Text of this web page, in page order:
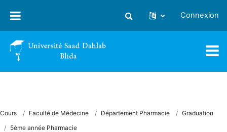
Activer/désactiver la saisie
Connexion
Cours Faculté de Médecine Département Pharmacie
Graduation
5ème année Pharmacie